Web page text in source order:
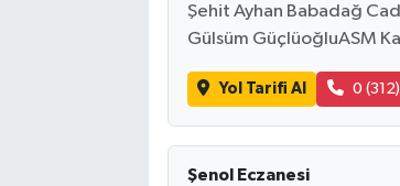
Şehit Ayhan Babadağ
Gülsüm GüçlüoğluASM
Yol Tarifi Al 0
Şenol Eczanesi